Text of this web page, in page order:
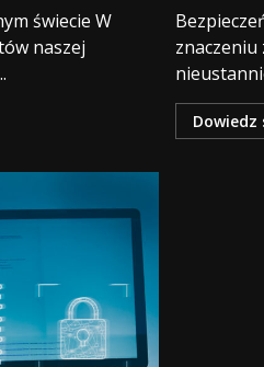
świecie W
naszej
znaczeniu
Dowiedz